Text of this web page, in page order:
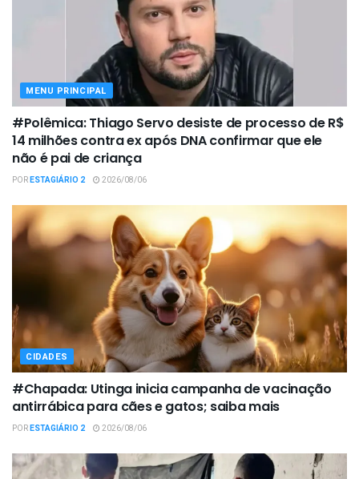
MENU PRINCIPAL
#Polêmica: Thiago Servo desiste de processo de R$
14 milhões contra ex após DNA confirmar que ele
não é pai de criança
PORESTAGIÁRIO 2 2026/08/06
CIDADES
#Chapada: Utinga inicia campanha de vacinação
antirrábica para cães e gatos; saiba mais
PORESTAGIÁRIO 2 2026/08/06